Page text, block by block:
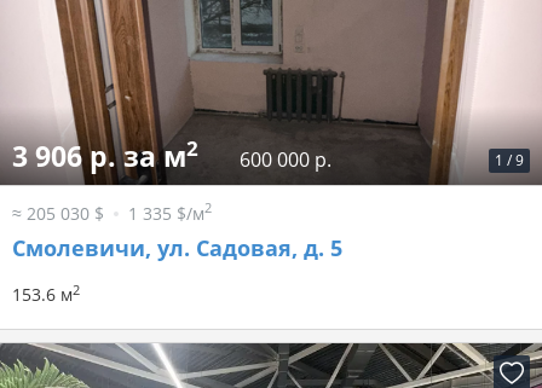
1 /9
3 906 р. за м2 600 000 р.
≈ 205 030 $ 1 335 $/м2
Смолевичи, ул. Садовая, д. 5
153.6 м2